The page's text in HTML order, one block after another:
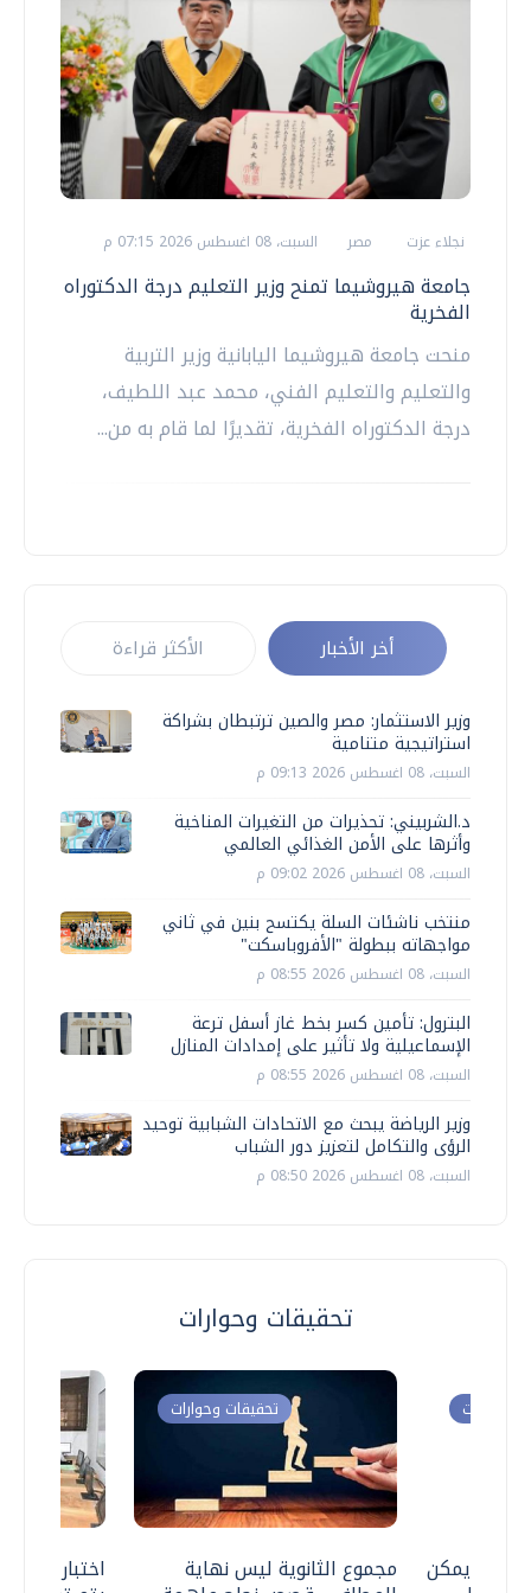
نجلاء عزت مصر السبت، 08 اغسطس 2026 07:15 م
جامعة هيروشيما تمنح وزير التعليم درجة الدكتوراه
الفخرية
منحت جامعة هيروشيما اليابانية وزير التربية
والتعليم والتعليم الفني، محمد عبد اللطيف،
درجة الدكتوراه الفخرية، تقديرًا لما قام به من...
أخر الأخبار الأكثر قراءة
وزير الاستثمار: مصر والصين ترتبطان بشراكة
استراتيجية متنامية
السبت، 08 اغسطس 2026 09:13 م
د.الشربيني: تحذيرات من التغيرات المناخية
وأثرها على الأمن الغذائي العالمي
السبت، 08 اغسطس 2026 09:02 م
منتخب ناشئات السلة يكتسح بنين في ثاني
مواجهاته ببطولة "الأفروباسكت"
السبت، 08 اغسطس 2026 08:55 م
البترول: تأمين كسر بخط غاز أسفل ترعة
الإسماعيلية ولا تأثير على إمدادات المنازل
السبت، 08 اغسطس 2026 08:55 م
وزير الرياضة يبحث مع الاتحادات الشبابية توحيد
الرؤى والتكامل لتعزيز دور الشباب
السبت، 08 اغسطس 2026 08:50 م
تحقيقات وحوارات
اختبارات
تحقيقات وحوارات
مجموع الثانوية ليس نهاية
وحوارات
.. هل يمكن